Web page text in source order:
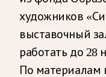
художников
выставочный
работать до 28
По материалам